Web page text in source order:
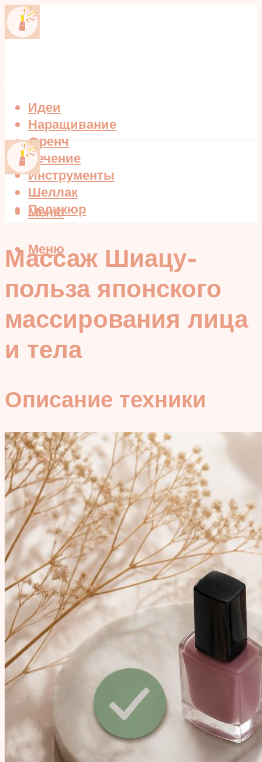
Идеи
Наращивание
Френч
Лечение
Инструменты
Шеллак
Педикюр
Меню
Меню
Массаж Шиацу-
польза японского
массирования лица
и тела
Описание техники